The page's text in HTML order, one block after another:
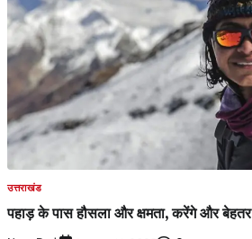
उत्तराखंड
पहाड़ के पास हौसला और क्षमता, करेंगे और बेहतर